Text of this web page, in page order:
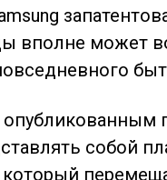
вполне может
опубликованным
собой